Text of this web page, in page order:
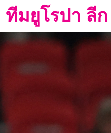
ทีมยูโรปา ลีก